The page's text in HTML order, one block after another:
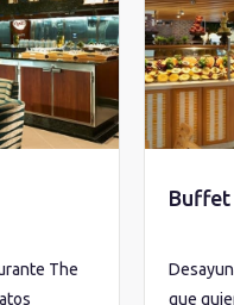
The
Buffet
que